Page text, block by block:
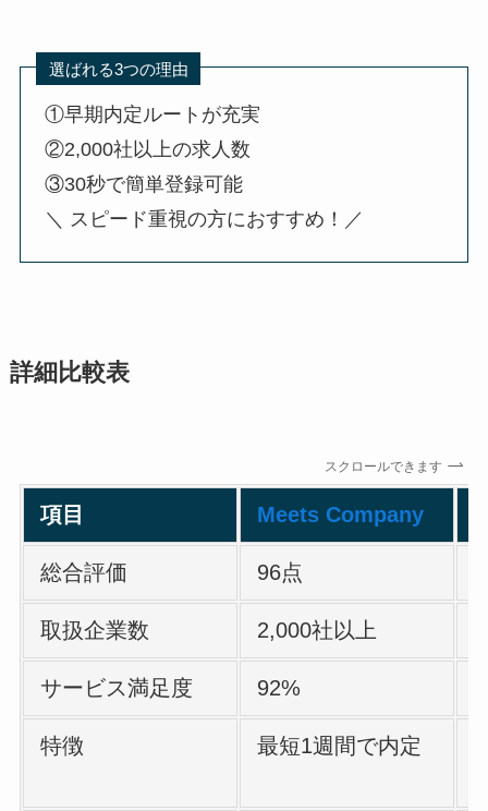
選ばれる3つの理由
①早期内定ルートが充実
②2,000社以上の求人数
③30秒で簡単登録可能
＼ スピード重視の方におすすめ！／
詳細比較表
スクロールできます
項目 Meets Company
総合評価 96点
取扱企業数 2,000社以上
サービス満足度 92%
特徴 最短1週間で内定